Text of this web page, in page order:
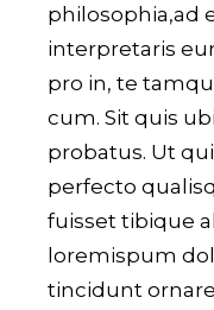
philosophia,ad
interpretaris
pro in, te
cum. Sit quis
probatus. Ut
perfecto
fuisset tibique
loremispum
tincidunt